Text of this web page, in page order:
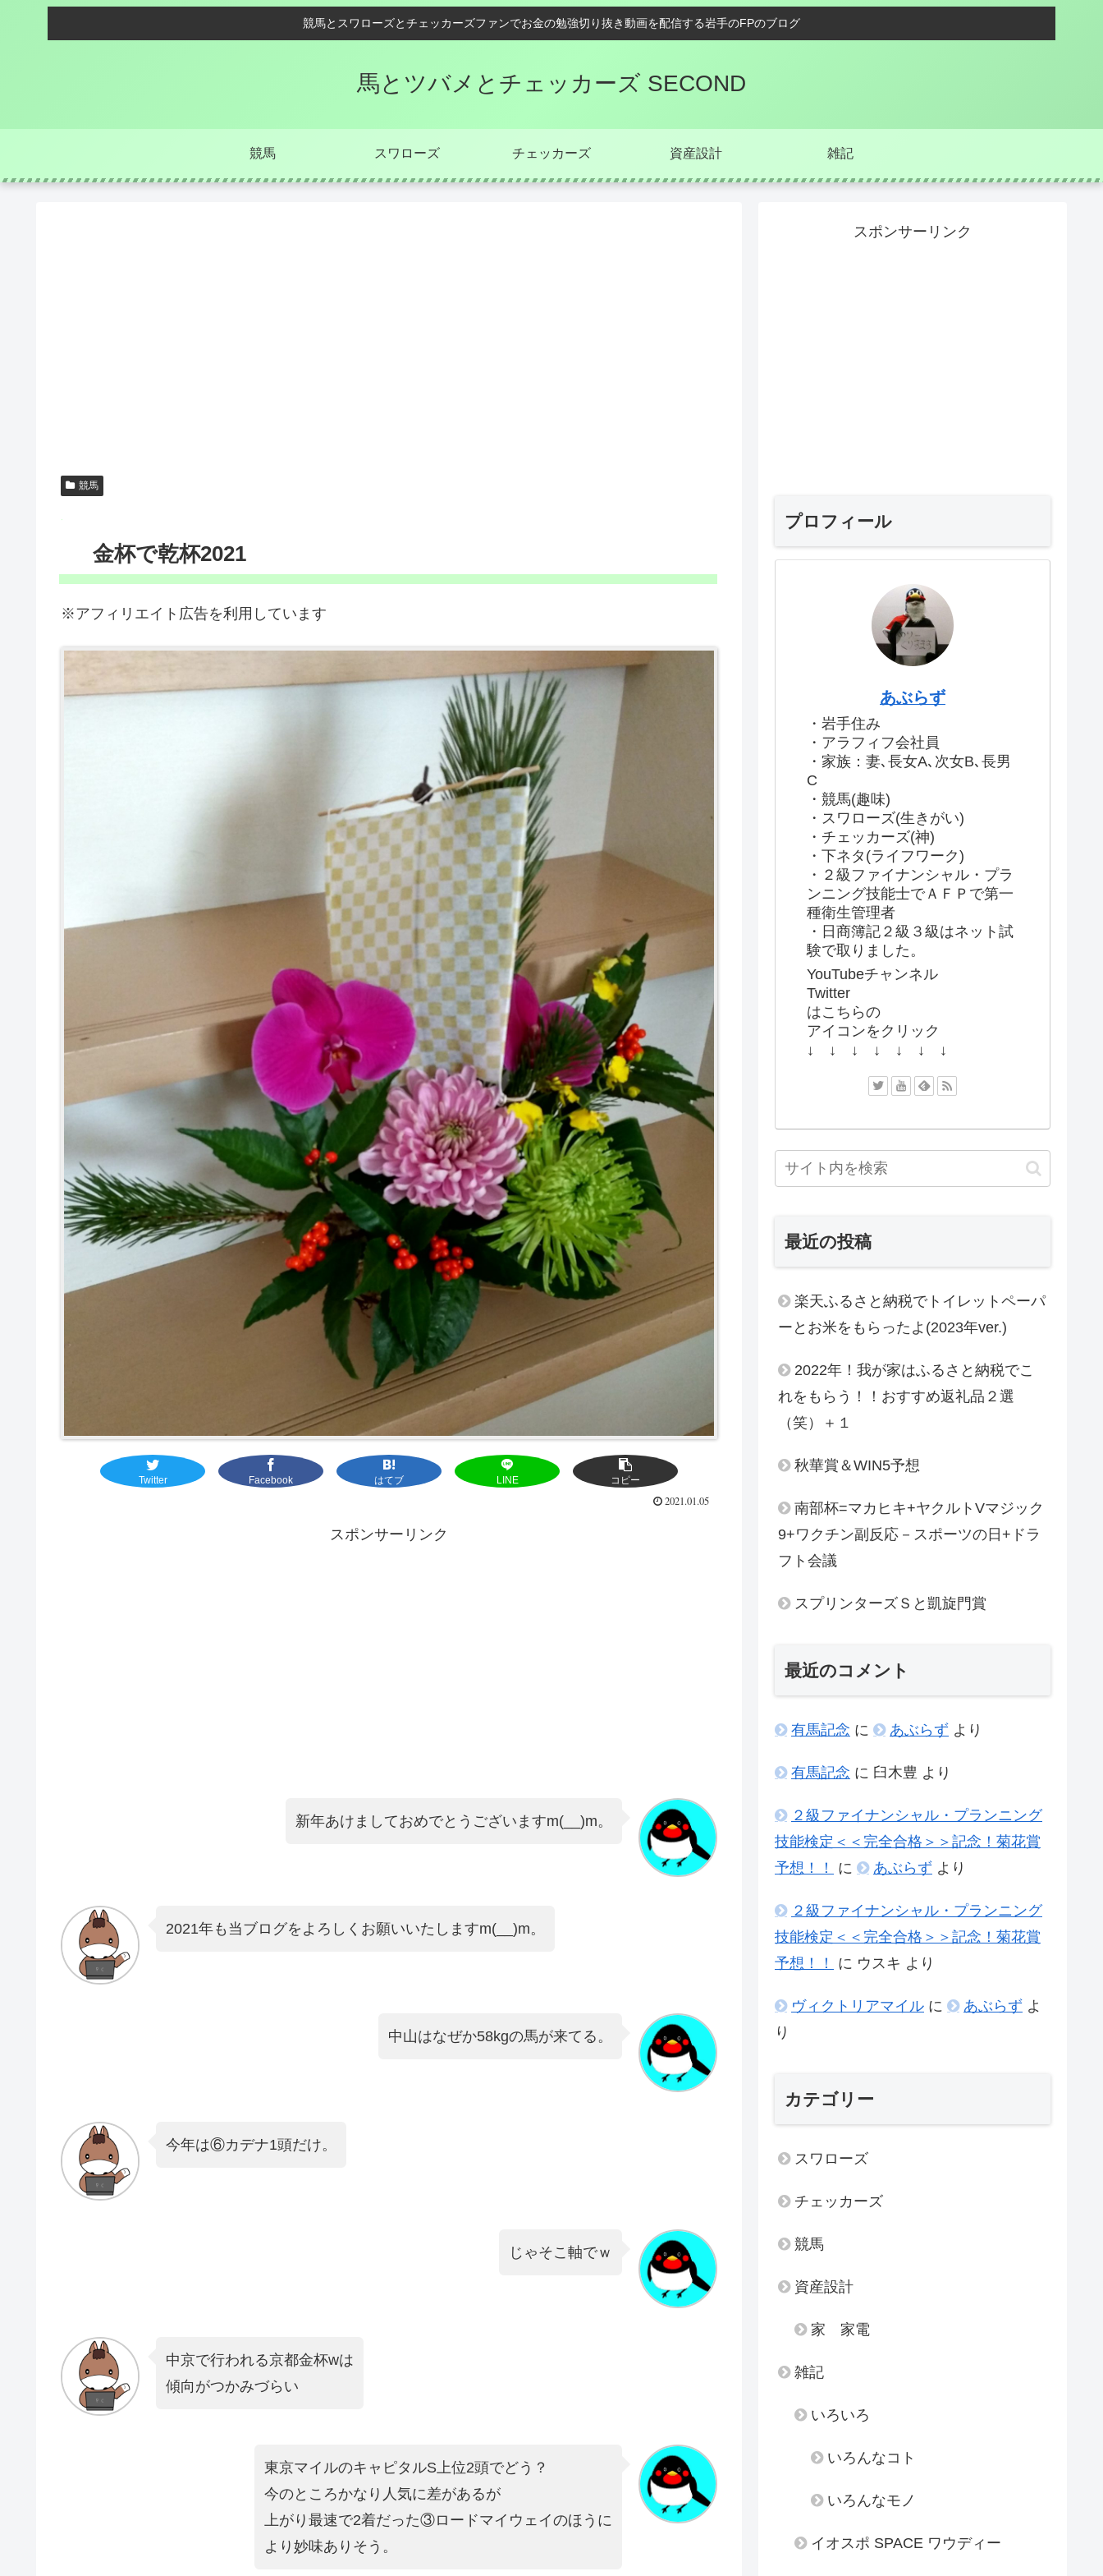
競馬とスワローズとチェッカーズファンでお金の勉強切り抜き動画を配信する岩手のFPのブログ
馬とツバメとチェッカーズ SECOND
競馬 スワローズ チェッカーズ 資産設計 雑記
競馬
金杯で乾杯2021
※アフィリエイト広告を利用しています
Twitter Facebook はてブ LINE コピー
2021.01.05
スポンサーリンク
新年あけましておめでとうございますm(__)m。
2021年も当ブログをよろしくお願いいたしますm(__)m。
中山はなぜか58kgの馬が来てる。
今年は⑥カデナ1頭だけ。
じゃそこ軸でｗ
中京で行われる京都金杯wは
傾向がつかみづらい
東京マイルのキャピタルS上位2頭でどう？
今のところかなり人気に差があるが
上がり最速で2着だった③ロードマイウェイのほうに
より妙味ありそう。
スポンサーリンク
プロフィール
あぶらず
・岩手住み
・アラフィフ会社員
・家族：妻､長女A､次女B､長男
C
・競馬(趣味)
・スワローズ(生きがい)
・チェッカーズ(神)
・下ネタ(ライフワーク)
・２級ファイナンシャル・プラ
ンニング技能士でＡＦＰで第一
種衛生管理者
・日商簿記２級３級はネット試
験で取りました。
YouTubeチャンネル
Twitter
はこちらの
アイコンをクリック
↓ ↓ ↓ ↓ ↓ ↓ ↓
最近の投稿
楽天ふるさと納税でトイレットペーパ
ーとお米をもらったよ(2023年ver.)
2022年！我が家はふるさと納税でこ
れをもらう！！おすすめ返礼品２選
（笑）＋１
秋華賞＆WIN5予想
南部杯=マカヒキ+ヤクルトVマジック
9+ワクチン副反応－スポーツの日+ドラ
フト会議
スプリンターズＳと凱旋門賞
最近のコメント
有馬記念 に あぶらず より
有馬記念 に 臼木豊 より
２級ファイナンシャル・プランニング
技能検定＜＜完全合格＞＞記念！菊花賞
予想！！
に あぶらず より
２級ファイナンシャル・プランニング
技能検定＜＜完全合格＞＞記念！菊花賞
予想！！
に ウスキ より
ヴィクトリアマイル に あぶらず よ
り
カテゴリー
スワローズ
チェッカーズ
競馬
資産設計
家 家電
雑記
いろいろ
いろんなコト
いろんなモノ
イオスポ SPACE ワウディー